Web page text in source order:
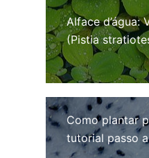
Alface d’água:
(Pistia
Como plantar
tutorial passo